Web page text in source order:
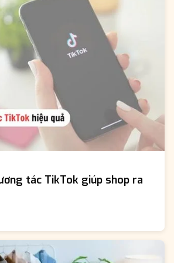
tác TikTok giúp shop ra